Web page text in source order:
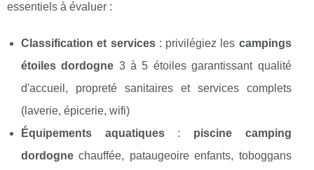
essentiels à évaluer :
Classification et services: privilégiez les campings
étoiles dordogne 3 à 5 étoiles garantissant qualité
d'accueil, propreté sanitaires et services complets
(laverie, épicerie, wifi)
Équipements aquatiques: piscine camping
dordogne chauffée, pataugeoire enfants, toboggans